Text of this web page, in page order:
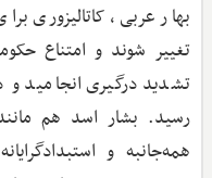
بهار عربی، کاتالیزوری
تغییر شوند و امتناع
تشدید درگیری انجامید
رسید. بشار اسد هم
همه‌جانبه و